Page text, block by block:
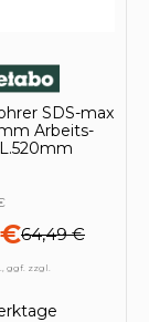
SDS-max
Arbeits-
64,49 €
ggf. zzgl.